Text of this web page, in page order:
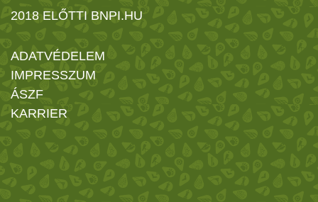
2018 ELŐTTI BNPI.HU
ADATVÉDELEM
IMPRESSZUM
ÁSZF
KARRIER